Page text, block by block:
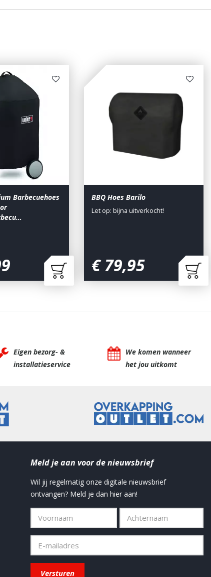
Barbecuehoes
BBQ Hoes Barilo
€ 79,95
Let op: bijna uitverkocht!
Eigen bezorg- &
installatieservice
We komen wanneer
het jou uitkomt
Meld je aan voor de nieuwsbrief
Wil jij regelmatig onze digitale nieuwsbrief
ontvangen? Meld je dan hier aan!